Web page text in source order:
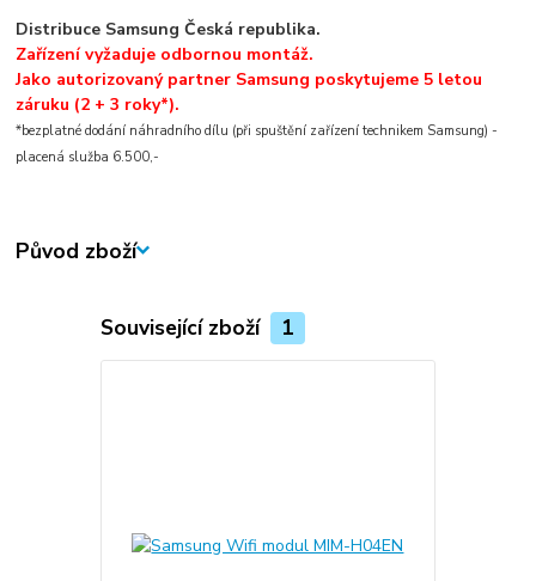
Distribuce Samsung Česká republika.
Zařízení vyžaduje odbornou montáž.
Jako autorizovaný partner Samsung poskytujeme 5 letou
záruku (2 + 3 roky*).
*bezplatné dodání náhradního dílu (při spuštění zařízení technikem Samsung) -
placená služba 6.500,-
Původ zboží
Související zboží 1